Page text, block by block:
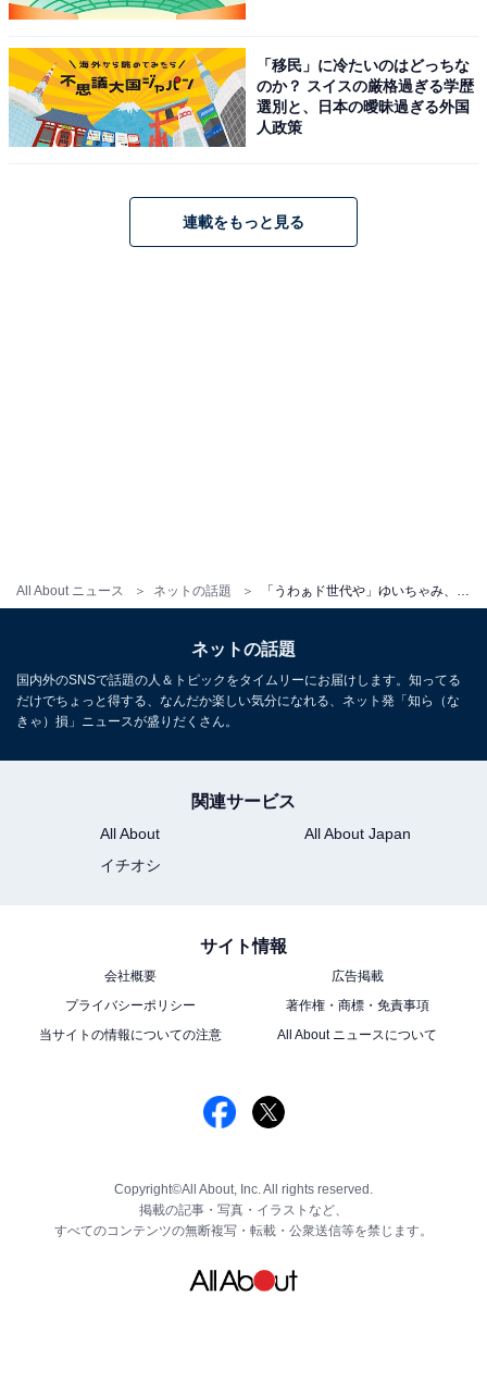
All About ニュース ネットの話題
「移民」に冷たいのはどっちな
のか？ スイスの厳格過ぎる学歴
選別と、日本の曖昧過ぎる外国
人政策
連載をもっと見る
ネットの話題
国内外のSNSで話題の人＆トピックをタイムリーにお届けします。知ってる
だけでちょっと得する、なんだか楽しい気分になれる、ネット発「知ら（な
きゃ）損」ニュースが盛りだくさん。
関連サービス
All About
All About Japan
イチオシ
サイト情報
会社概要
広告掲載
プライバシーポリシー
著作権・商標・免責事項
当サイトの情報についての注意
All About ニュースについて
Copyright©All About, Inc. All rights reserved.
掲載の記事・写真・イラストなど、
すべてのコンテンツの無断複写・転載・公衆送信等を禁じます。